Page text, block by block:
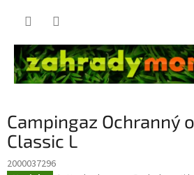
Campingaz Ochranný
Classic L
2000037296